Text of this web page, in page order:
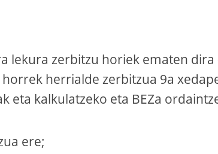
lekura zerbitzu horiek ematen dira
herrialde zerbitzua 9a
eta kalkulatzeko eta BEZa
ere;